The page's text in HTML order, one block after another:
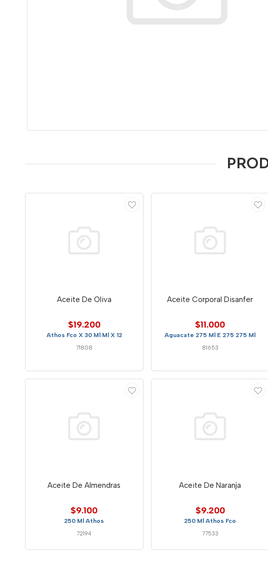
Aceite De Oliva
$19.200
Athos Fco X 30 Ml Ml X 12
71808
Aceite Corporal Disanfer
$11.000
Aguacate 275 Ml E 275 275 Ml
81653
Aceite De Almendras
$9.100
250 Ml Athos
72194
Aceite De Naranja
$9.200
250 Ml Athos Fco
77533